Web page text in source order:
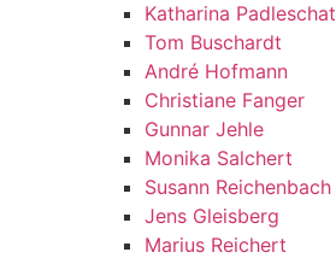
Katharina Padleschat
Tom Buschardt
André Hofmann
Christiane Fanger
Gunnar Jehle
Monika Salchert
Susann Reichenbach
Jens Gleisberg
Marius Reichert